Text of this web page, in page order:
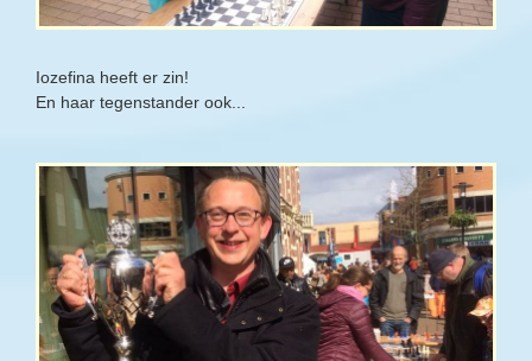
Iozefina heeft er zin!
En haar tegenstander ook...